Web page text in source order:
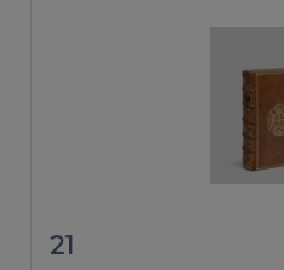
21